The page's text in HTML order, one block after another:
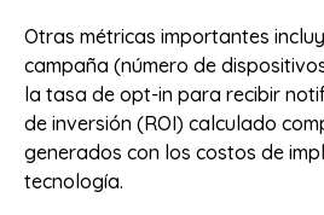
Otras métricas importantes
campaña (número de
la tasa de opt-in para recibir
de inversión (ROI) calculado
generados con los costos de
tecnología.